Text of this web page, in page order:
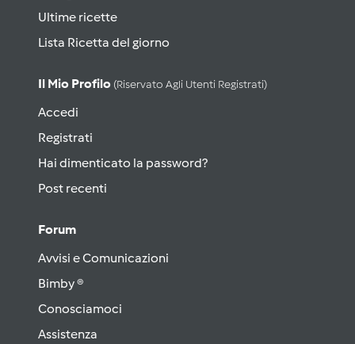
Ultime ricette
Lista Ricetta del giorno
Il Mio Profilo (riservato Agli Utenti Registrati)
Accedi
Registrati
Hai dimenticato la password?
Post recenti
Forum
Avvisi e Comunicazioni
Bimby ®
Conosciamoci
Assistenza